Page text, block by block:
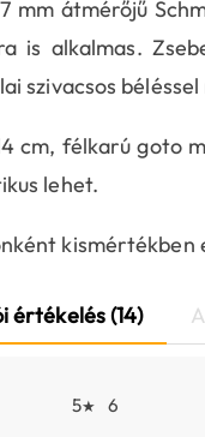
mm átmérőjű
is alkalmas.
szivacsos
cm, félkarú goto
lehet.
értékelés (14)
5★
6